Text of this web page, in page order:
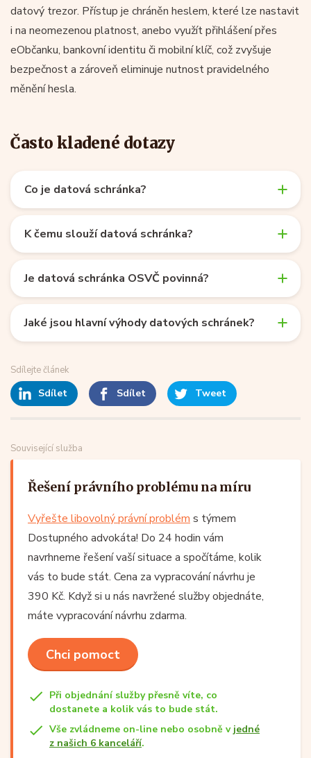
datový trezor. Přístup je chráněn heslem, které lze nastavit
i na neomezenou platnost, anebo využít přihlášení přes
eObčanku, bankovní identitu či mobilní klíč, což zvyšuje
bezpečnost a zároveň eliminuje nutnost pravidelného
měnění hesla.
Často kladené dotazy
Co je datová schránka?
K čemu slouží datová schránka?
Je datová schránka OSVČ povinná?
Jaké jsou hlavní výhody datových schránek?
Sdílejte článek
Sdílet Sdílet Tweet
Související služba
Řešení právního problému na míru
Vyřešte libovolný právní problém s týmem
Dostupného advokáta! Do 24 hodin vám
navrhneme řešení vaší situace a spočítáme, kolik
vás to bude stát. Cena za vypracování návrhu je
390 Kč. Když si u nás navržené služby objednáte,
máte vypracování návrhu zdarma.
Chci pomoct
Při objednání služby přesně víte, co
dostanete a kolik vás to bude stát.
Vše zvládneme on-line nebo osobně v jedné
z našich 6 kanceláří.